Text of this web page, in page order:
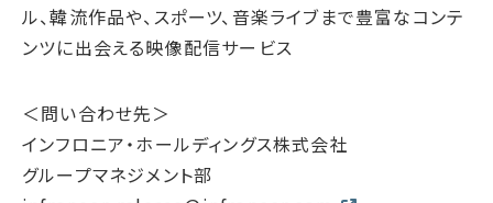
ル、韓流作品や、スポーツ、音楽ライブまで豊富なコンテ
ンツに出会える映像配信サービス
＜問い合わせ先＞
インフロニア・ホールディングス株式会社
グループマネジメント部